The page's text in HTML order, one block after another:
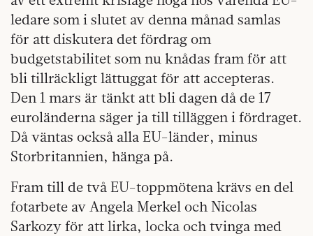
ledare som i slutet av denna månad samlas
för att diskutera det fördrag om
budgetstabilitet som nu knådas fram för att
bli tillräckligt lättuggat för att accepteras.
Den 1 mars är tänkt att bli dagen då de 17
euroländerna säger ja till tilläggen i fördraget.
Då väntas också alla EU-länder, minus
Storbritannien, hänga på.
Fram till de två EU-toppmötena krävs en del
fotarbete av Angela Merkel och Nicolas
Sarkozy för att lirka, locka och tvinga med